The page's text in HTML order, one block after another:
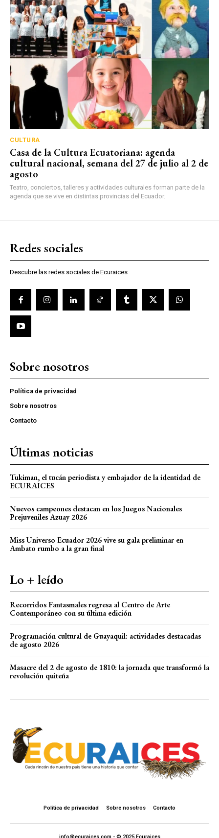
CULTURA
Casa de la Cultura Ecuatoriana: agenda
cultural nacional, semana del 27 de julio al 2 de
agosto
Teatro, conciertos, talleres y actividades culturales forman parte de la
agenda que se vive en distintas provincias del Ecuador.
Redes sociales
Descubre las redes sociales de Ecuraices
Sobre nosotros
Política de privacidad
Sobre nosotros
Contacto
Últimas noticias
Tukiman, el tucán periodista y embajador de la identidad de
ECURAICES
Nuevos campeones destacan en los Juegos Nacionales
Prejuveniles Azuay 2026
Miss Universo Ecuador 2026 vive su gala preliminar en
Ambato rumbo a la gran final
Lo + leído
Recorridos Fantasmales regresa al Centro de Arte
Contemporáneo con su última edición
Programación cultural de Guayaquil: actividades destacadas
de agosto 2026
Masacre del 2 de agosto de 1810: la jornada que transformó la
revolución quiteña
Política de privacidad Sobre nosotros Contacto